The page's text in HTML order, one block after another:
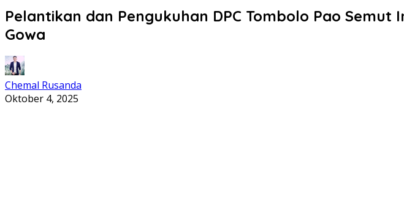
Pelantikan dan Pengukuhan DPC Tombolo Pao Semut
Gowa
Chemal Rusanda
Oktober 4, 2025